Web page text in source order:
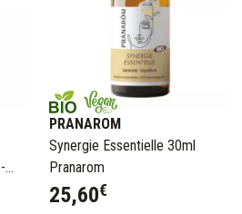
PRANAROM
Synergie Essentielle 30ml
Pranarom
25,60€